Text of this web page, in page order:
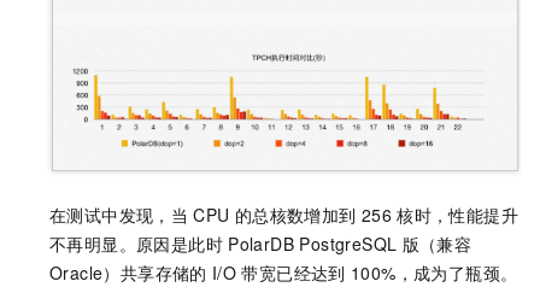
在测试中发现，当 CPU 的总核数增加到 256 核时，性能提升
不再明显。原因是此时 PolarDB PostgreSQL 版（兼容
Oracle） 共享存储的 I/O 带宽已经达到 100%，成为了瓶颈。